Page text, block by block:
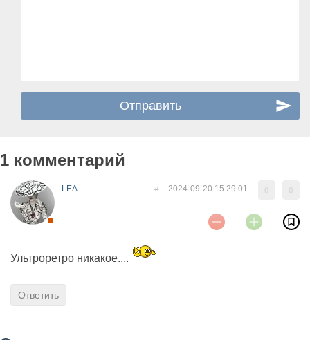
1 комментарий
LEA 2024-09-20 15:29:01
#
Ультроретро никакое....
Ответить